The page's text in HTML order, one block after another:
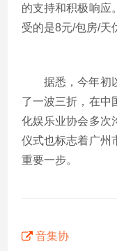
的支持和积极响应
受的是8元/包房/天
据悉，今年初以
了一波三折，在中
化娱乐业协会多次
仪式也标志着广州
重要一步。
音集协